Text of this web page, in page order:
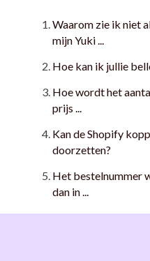
Waarom zie ik niet
mijn Yuki ...
Hoe kan ik jullie
Hoe wordt het
prijs ...
Kan de Shopify
doorzetten?
Het bestelnummer
dan in ...